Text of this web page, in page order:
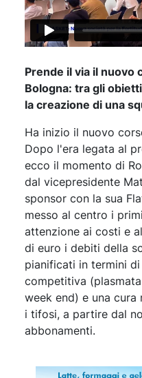
Prende il via il nuovo
Bologna: tra gli
la creazione di una
Ha inizio il nuovo
Dopo l'era legata al
ecco il momento di
dal vicepresidente
sponsor con la sua
messo al centro i
attenzione ai costi e
di euro i debiti della
pianificati in termini
competitiva
week end) e una
i tifosi, a partire dal
abbonamenti.